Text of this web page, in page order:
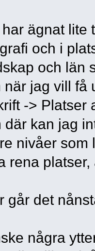
ägnat lite
och i
och län
när jag vill få
-> Platser
där kan jag
nivåer som
rena platser,
går det
några